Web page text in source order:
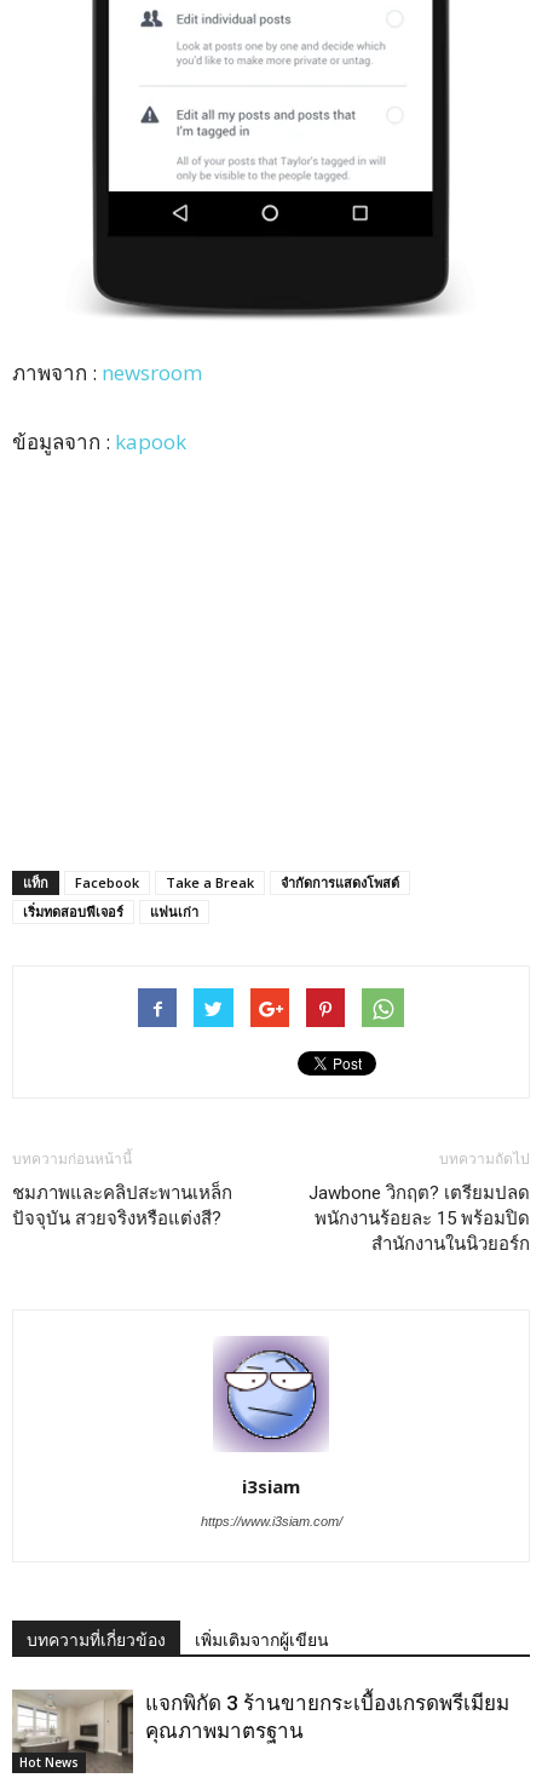
ภาพจาก : newsroom
ข้อมูลจาก : kapook
แท็ก Facebook Take a Break
จำกัดการแสดงโพสต์
เริ่มทดสอบฟีเจอร์
แฟนเก่า
บทความก่อนหน้านี้
ชมภาพและคลิปสะพานเหล็ก
ปัจจุบัน สวยจริงหรือแต่งสี?
บทความถัดไป
Jawbone วิกฤต? เตรียมปลด
พนักงานร้อยละ 15 พร้อมปิด
สำนักงานในนิวยอร์ก
i3siam
https://www.i3siam.com/
บทความที่เกี่ยวข้อง เพิ่มเติมจากผู้เขียน
Hot News
แจกพิกัด 3 ร้านขายกระเบื้องเกรดพรีเมียม
คุณภาพมาตรฐาน